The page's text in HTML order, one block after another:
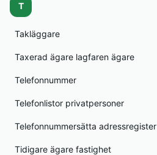
T
Takläggare
Taxerad ägare lagfaren ägare
Telefonnummer
Telefonlistor privatpersoner
Telefonnummersätta adressregister
Tidigare ägare fastighet